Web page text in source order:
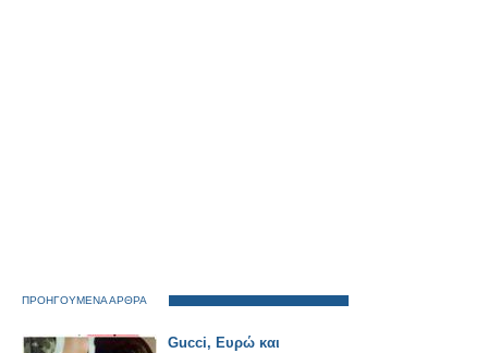
ΠΡΟΗΓΟΥΜΕΝΑ ΑΡΘΡΑ
Gucci, Ευρώ και